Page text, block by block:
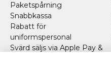
Paketspårning
Snabbkassa
Rabatt för
uniformspersonal
Svärd säljs via Apple Pay &